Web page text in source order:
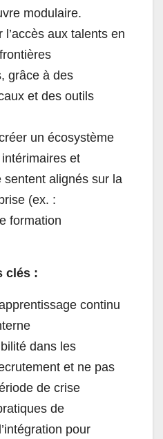
modulaire.
l’accès aux talents en
grâce à des
et des outils
un écosystème
et
sentent alignés sur la
(ex. :
formation
clés :
continu
dans les
et ne pas
de crise
de
pour